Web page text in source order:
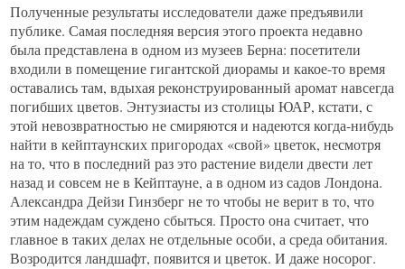
Полученные результаты исследователи даже предъявили
публике. Самая последняя версия этого проекта недавно
была представлена в одном из музеев Берна: посетители
входили в помещение гигантской диорамы и какое-то время
оставались там, вдыхая реконструированный аромат навсегда
погибших цветов. Энтузиасты из столицы ЮАР, кстати, с
этой невозвратностью не смиряются и надеются когда-нибудь
найти в кейптаунских пригородах «свой» цветок, несмотря
на то, что в последний раз это растение видели двести лет
назад и совсем не в Кейптауне, а в одном из садов Лондона.
Александра Дейзи Гинзберг не то чтобы не верит в то, что
этим надеждам суждено сбыться. Просто она считает, что
главное в таких делах не отдельные особи, а среда обитания.
Возродится ландшафт, появится и цветок. И даже носорог.